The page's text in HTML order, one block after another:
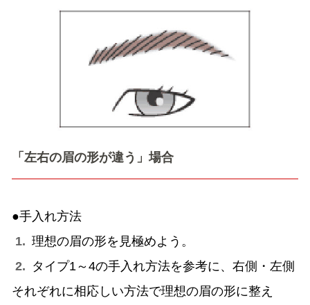
「左右の眉の形が違う」場合
●手入れ方法
1. 理想の眉の形を見極めよう。
2. タイプ1～4の手入れ方法を参考に、右側・左側
それぞれに相応しい方法で理想の眉の形に整え